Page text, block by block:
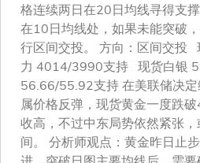
格连续两日在20日均线寻得支
在10日均线处，如果未能突破
行区间交投。 方向：区间交投
力 4014/3990支持 现货白银
56.66/55.92支持 在美联储决
属价格反弹，现货黄金一度跌
收高，不过中东局势依然紧张
间。 分析师观点：黄金昨日止